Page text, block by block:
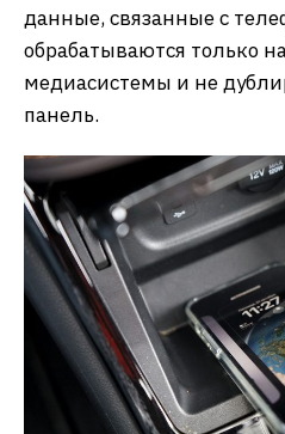
данные, связанные с
обрабатываются только
медиасистемы и не
панель.